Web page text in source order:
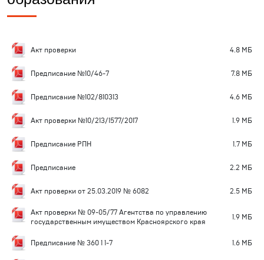
Акт проверки 4.8 MБ
Предписание №10/46-7 7.8 MБ
Предписание №102/810313 4.6 MБ
Акт проверки №10/213/1577/2017 1.9 MБ
Предписание РПН 1.7 MБ
Предписание 2.2 MБ
Акт проверки от 25.03.2019 № 6082 2.5 MБ
Акт проверки № 09-05/77 Агентства по управлению
государственным имуществом Красноярского края
1.9 MБ
Предписание № 360 1 1-7 1.6 MБ